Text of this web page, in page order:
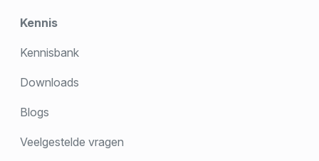
Kennis
Kennisbank
Downloads
Blogs
Veelgestelde vragen